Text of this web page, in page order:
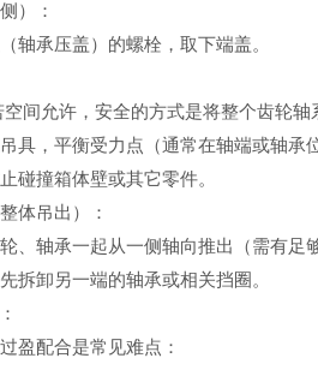
）：
轴承压盖）的螺栓，取下端盖。
间允许，安全的方式是将整个齿轮轴
具，平衡受力点（通常在轴端或轴承
碰撞箱体壁或其它零件。
体吊出）：
、轴承一起从一侧轴向推出（需有足
拆卸另一端的轴承或相关挡圈。
盈配合是常见难点：